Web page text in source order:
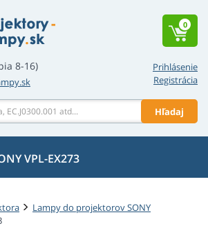
Prihlásenie
Registrácia
8-16)
Hľadaj
0
VPL-EX273
Lampy do projektorov SONY